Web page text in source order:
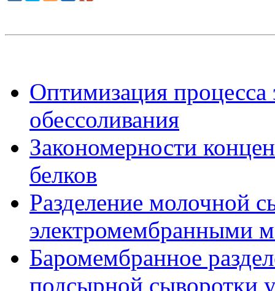
Оптимизация процесса
обессоливания
Закономерности
белков
Разделение молочной
электромембранными
Баромембранное
подсырной сыворотки